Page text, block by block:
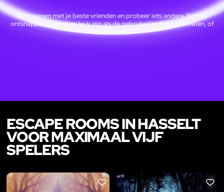
Kom samen met je beste vrienden en probeer iets anders. Samen
ontsnappen kan net zo leuk zijn als de gebruikelijke films of bowlen, of
ESCAPE ROOMS IN HASSELT
VOOR MAXIMAAL VIJF
SPELERS
LIKE LIKE